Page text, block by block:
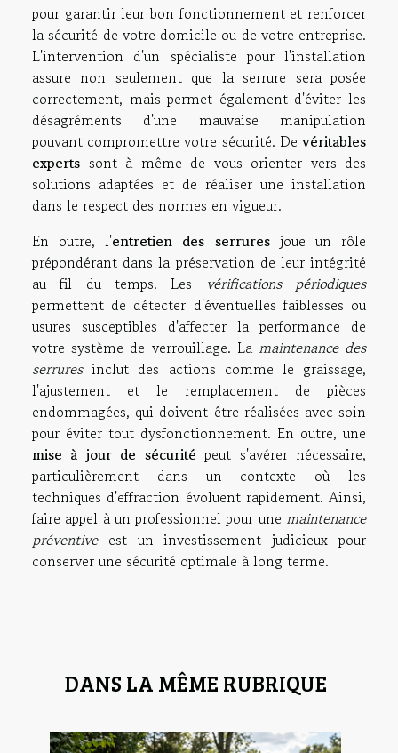
pour garantir leur bon fonctionnement et renforcer
la sécurité de votre domicile ou de votre entreprise.
L'intervention d'un spécialiste pour l'installation
assure non seulement que la serrure sera posée
correctement, mais permet également d'éviter les
désagréments d'une mauvaise manipulation
pouvant compromettre votre sécurité. De véritables
experts sont à même de vous orienter vers des
solutions adaptées et de réaliser une installation
dans le respect des normes en vigueur.
En outre, l'entretien des serruresjoue un rôle
prépondérant dans la préservation de leur intégrité
au fil du temps. Les vérifications périodiques
permettent de détecter d'éventuelles faiblesses ou
usures susceptibles d'affecter la performance de
votre système de verrouillage. La maintenance des
serruresinclut des actions comme le graissage,
l'ajustement et le remplacement de pièces
endommagées, qui doivent être réalisées avec soin
pour éviter tout dysfonctionnement. En outre, une
mise à jour de sécurité peut s'avérer nécessaire,
particulièrement dans un contexte où les
techniques d'effraction évoluent rapidement. Ainsi,
faire appel à un professionnel pour une maintenance
préventiveest un investissement judicieux pour
conserver une sécurité optimale à long terme.
DANS LA MÊME RUBRIQUE